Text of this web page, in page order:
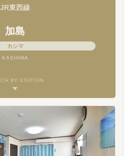
JR東西線
加島
カシマ
KASHIMA
BY STATION